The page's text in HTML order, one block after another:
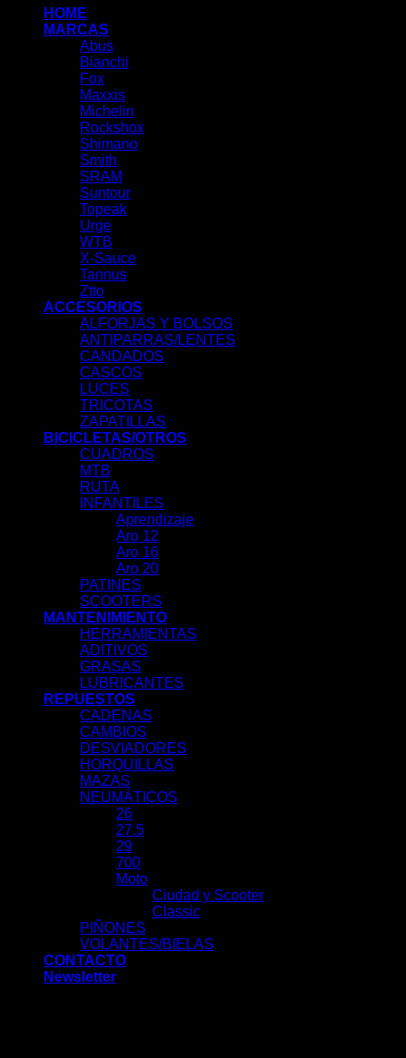
HOME
MARCAS
Abus
Bianchi
Fox
Maxxis
Michelin
Rockshox
Shimano
Smith
SRAM
Suntour
Topeak
Urge
WTB
X-Sauce
Tannus
Ztto
ACCESORIOS
ALFORJAS Y BOLSOS
ANTIPARRAS/LENTES
CANDADOS
CASCOS
LUCES
TRICOTAS
ZAPATILLAS
BICICLETAS/OTROS
CUADROS
MTB
RUTA
INFANTILES
Aprendizaje
Aro 12
Aro 16
Aro 20
PATINES
SCOOTERS
MANTENIMIENTO
HERRAMIENTAS
ADITIVOS
GRASAS
LUBRICANTES
REPUESTOS
CADENAS
CAMBIOS
DESVIADORES
HORQUILLAS
MAZAS
NEUMÁTICOS
26
27.5
29
700
Moto
Ciudad y Scooter
Classic
PIÑONES
VOLANTES/BIELAS
CONTACTO
Newsletter